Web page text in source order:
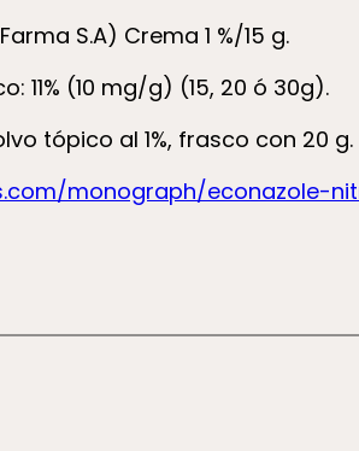
S.A) Crema 1 %/15 g.
11% (10 mg/g) (15, 20 ó 30g).
tópico al 1%, frasco con 20 g.
monograph/econazole-